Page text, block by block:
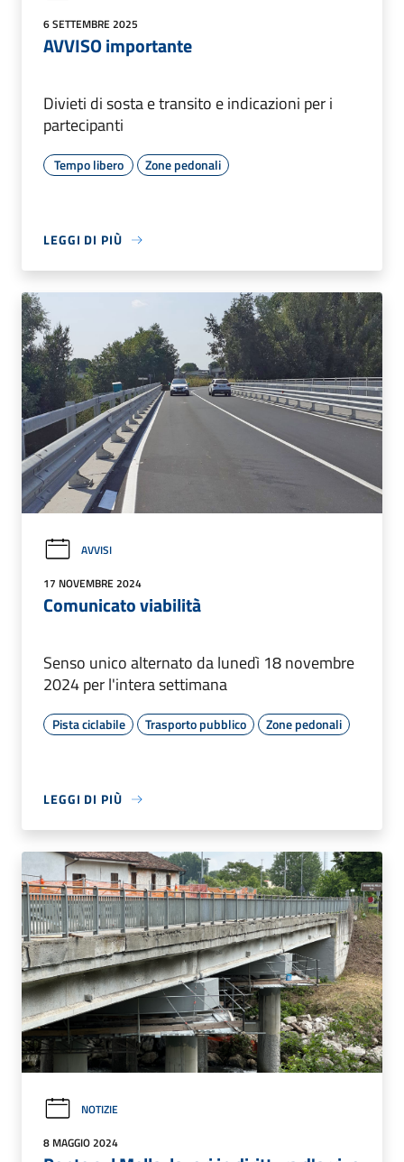
6 SETTEMBRE 2025
AVVISO importante
Divieti di sosta e transito e indicazioni per i
partecipanti
Tempo libero Zone pedonali
LEGGI DI PIÙ
AVVISI
17 NOVEMBRE 2024
Comunicato viabilità
Senso unico alternato da lunedì 18 novembre
2024 per l'intera settimana
Pista ciclabile Trasporto pubblico Zone pedonali
LEGGI DI PIÙ
NOTIZIE
8 MAGGIO 2024